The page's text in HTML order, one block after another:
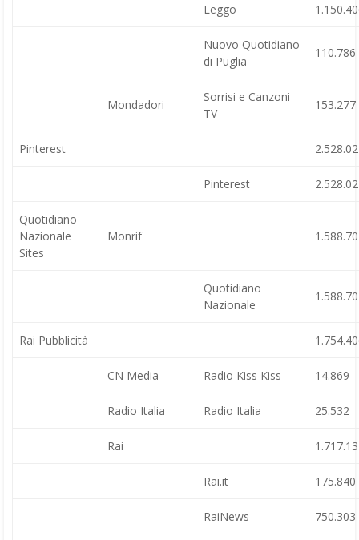
Leggo
Nuovo Quotidiano
di Puglia
110.786
Mondadori
Sorrisi e Canzoni
TV
153.277
Pinterest
Pinterest
Quotidiano
Nazionale
Sites
Monrif
Quotidiano
Nazionale
Rai Pubblicità
CN Media Radio Kiss Kiss 14.869
Radio Italia Radio Italia 25.532
Rai
Rai.it 175.840
RaiNews 750.303